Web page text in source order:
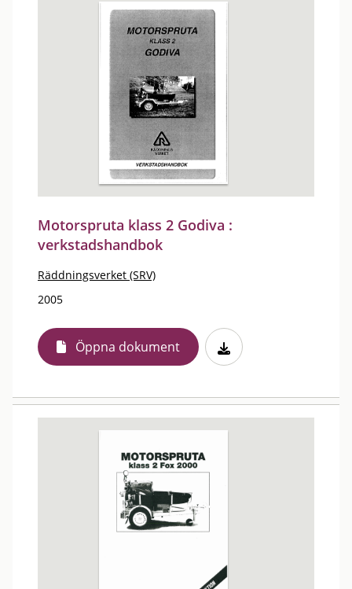
Motorspruta klass 2 Godiva :
verkstadshandbok
Räddningsverket (SRV)
2005
Öppna dokument